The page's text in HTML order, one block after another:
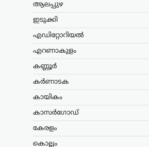
ആലപ്പുഴ
ഇടുക്കി
എഡിറ്റോറിയൽ
എറണാകുളം
കണ്ണൂർ
കർണാടക
കായികം
കാസർഗോഡ്
കേരളം
കൊല്ലം
‘കേരളത്തിൽ
അല്ല, പക്ഷേ
ബിജെപിക്കായി
ഭരിക്കുന്നത്
സതീശനെതിരെ
അധികാരത്തിലില്ലെങ്കിലും
സതീശന്റെ
അജണ്ടകൾ